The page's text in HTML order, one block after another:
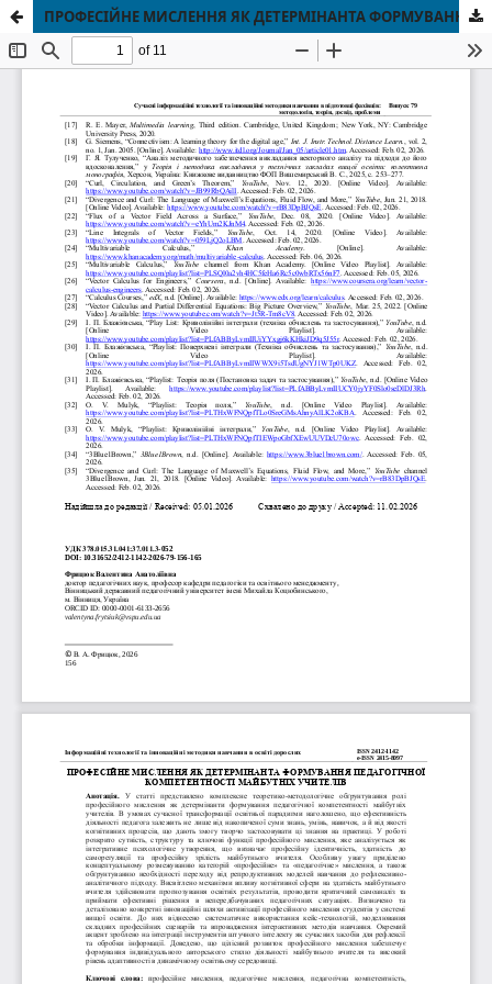
ПРОФЕСІЙНЕ МИСЛЕННЯ ЯК ДЕТЕРМІНАНТА ФОРМУВАННЯ ПЕДАГОГІЧНОЇ КОМПЕТЕНТНОСТІ МАЙБУТНІХ УЧИТЕЛІВ